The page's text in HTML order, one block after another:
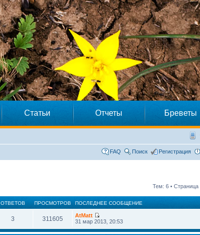
Статьи Отчеты Бреветы
FAQ Поиск Регистрация
Тем: 6 • Страница
ОТВЕТОВ ПРОСМОТРОВ ПОСЛЕДНЕЕ СООБЩЕНИЕ
3 311605
AtMatt
31 мар 2013, 20:53